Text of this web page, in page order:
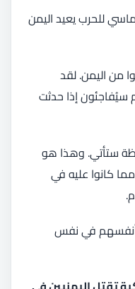
للحرب يعيد اليمن
من اليمن. لقد
سيُفاجئون إذا حدثت
ستأتي. وهذا هو
كانوا عليه في
أنفسهم في نفس